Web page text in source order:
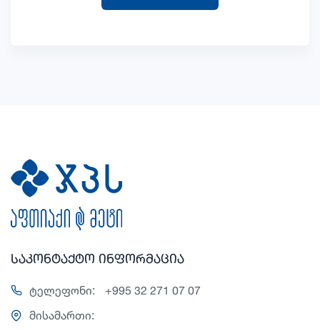
საკონტაქტო ინფორმაცია
ტელეფონი:
+995 32 271 07 07
მისამართი: